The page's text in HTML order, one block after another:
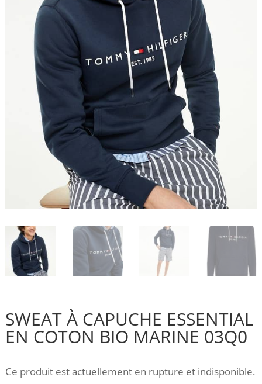
SWEAT À CAPUCHE ESSENTIAL
EN COTON BIO MARINE 03Q0
Ce produit est actuellement en rupture et indisponible.